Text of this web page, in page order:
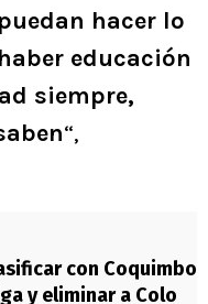
hacer lo
educación
siempre,
“,
con Coquimbo
y eliminar a Colo